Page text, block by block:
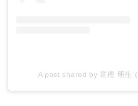
A post shared by 富樫 明生